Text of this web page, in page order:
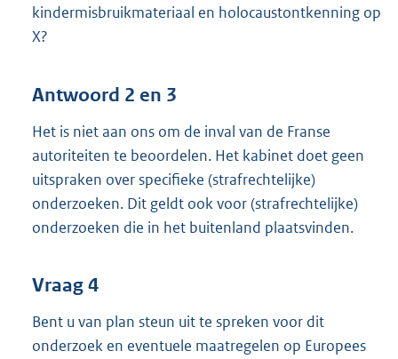
kindermisbruikmateriaal en holocaustontkenning op
X?
Antwoord 2 en 3
Het is niet aan ons om de inval van de Franse
autoriteiten te beoordelen. Het kabinet doet geen
uitspraken over specifieke (strafrechtelijke)
onderzoeken. Dit geldt ook voor (strafrechtelijke)
onderzoeken die in het buitenland plaatsvinden.
Vraag 4
Bent u van plan steun uit te spreken voor dit
onderzoek en eventuele maatregelen op Europees